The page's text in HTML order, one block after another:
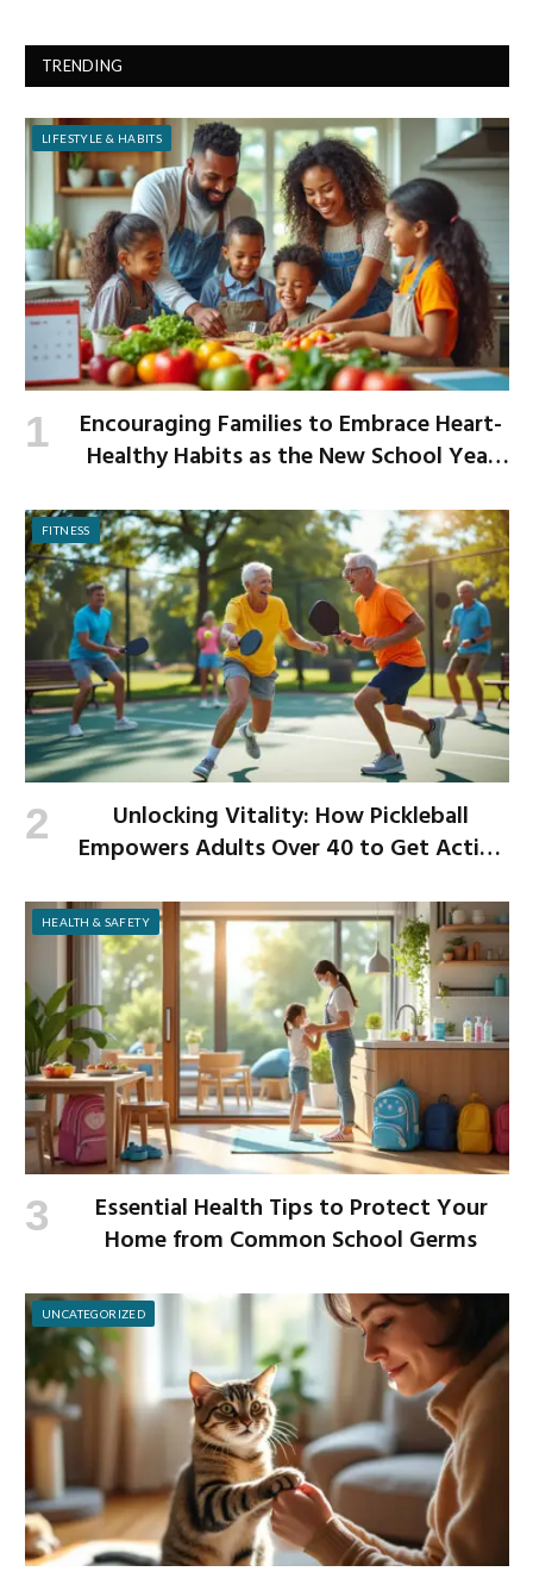
TRENDING
LIFESTYLE & HABITS
Encouraging Families to Embrace Heart-
Healthy Habits as the New School Year
FITNESS
Unlocking Vitality: How Pickleball
Empowers Adults Over 40 to Get Active
HEALTH & SAFETY
Essential Health Tips to Protect Your
Home from Common School Germs
UNCATEGORIZED